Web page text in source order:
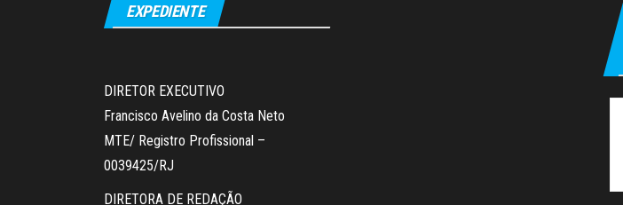
EXPEDIENTE
DIRETOR EXECUTIVO
Francisco Avelino da Costa Neto
MTE/ Registro Profissional –
0039425/RJ
DIRETORA DE REDAÇÃO